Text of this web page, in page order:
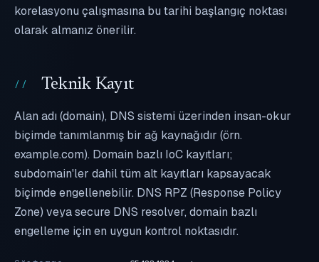
korelasyonu çalışmasına bu tarihi başlangıç noktası
olarak almanız önerilir.
Teknik Kayıt
Alan adı (domain), DNS sistemi üzerinden insan-okur
biçimde tanımlanmış bir ağ kaynağıdır (örn.
example.com). Domain bazlı IoC kayıtları;
subdomain'ler dahil tüm alt kayıtları kapsayacak
biçimde engellenebilir. DNS RPZ (Response Policy
Zone) veya secure DNS resolver, domain bazlı
engelleme için en uygun kontrol noktasıdır.